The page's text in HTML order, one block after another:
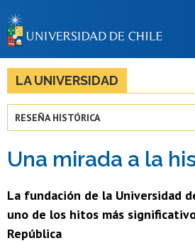
BIBLIOTECAS
LA UNIVERSIDAD
Estudiantes
Académicas/os
Funcionarias/os
Egresadas/os
LA UNIVERSIDAD
RESEÑA HISTÓRICA
Una mirada a la
La fundación de la Universidad
uno de los hitos más
República